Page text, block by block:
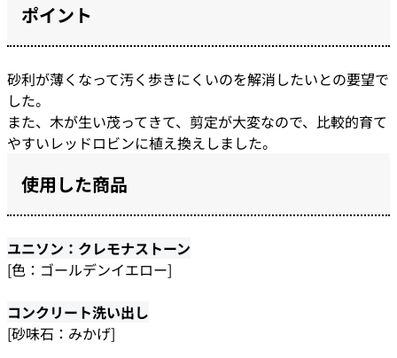
ポイント
砂利が薄くなって汚く歩きにくいのを解消したいとの要望で
した。
また、木が生い茂ってきて、剪定が大変なので、比較的育て
やすいレッドロビンに植え換えしました。
使用した商品
ユニソン：クレモナストーン
[色：ゴールデンイエロー]
コンクリート洗い出し
[砂味石：みかげ]